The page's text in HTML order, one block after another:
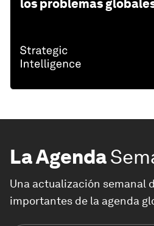
los problemas
La Agenda
Una actualización semanal
importantes de la agenda